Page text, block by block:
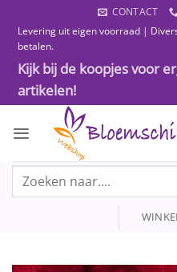
naar
inhoud
CONTACT
Levering uit eigen voorraad |
betalen.
Kijk bij de koopjes voor
artikelen!
Zoeken